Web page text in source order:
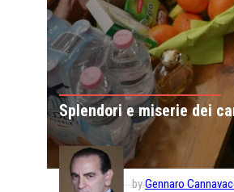
Splendori e miserie dei
byGennaro